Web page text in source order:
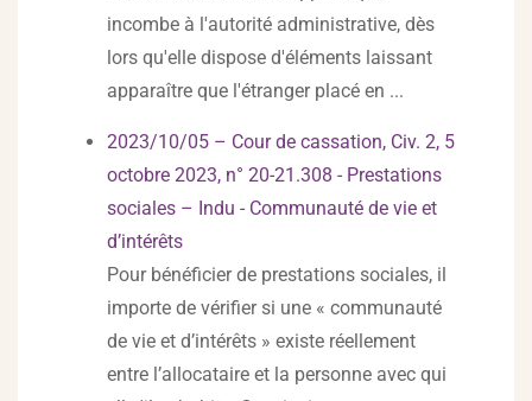
incombe à l'autorité administrative, dès
lors qu'elle dispose d'éléments laissant
apparaître que l'étranger placé en ...
2023/10/05 – Cour de cassation, Civ. 2, 5
octobre 2023, n° 20-21.308 - Prestations
sociales – Indu - Communauté de vie et
d’intérêts
Pour bénéficier de prestations sociales, il
importe de vérifier si une « communauté
de vie et d’intérêts » existe réellement
entre l’allocataire et la personne avec qui